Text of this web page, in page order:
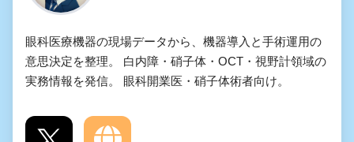
眼科医療機器の現場データから、機器導入と手術運用の
意思決定を整理。 白内障・硝子体・OCT・視野計領域の
実務情報を発信。 眼科開業医・硝子体術者向け。